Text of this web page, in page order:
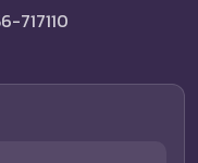
717110